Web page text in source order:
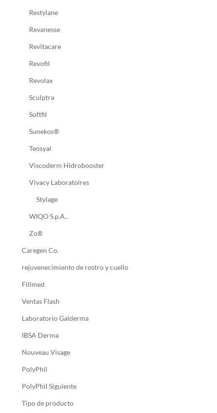
Restylane
Revanesse
Revitacare
Revofil
Revolax
Sculptra
Softfil
Sunekos®
Teosyal
Viscoderm Hidrobooster
Vivacy Laboratoires
Stylage
WIQO S.p.A..
Zo®
Caregen Co.
rejuvenecimiento de rostro y cuello
Fillmed
Ventas Flash
Laboratorio Galderma
IBSA Derma
Nouveau Visage
PolyPhil
PolyPhil Siguiente
Tipo de producto